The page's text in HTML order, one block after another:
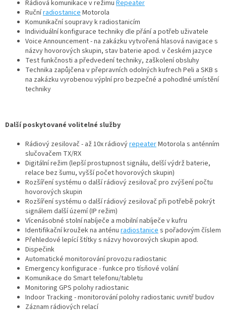
Rádiová komunikace v režimu Repeater
Ručníradiostanice Motorola
Komunikační soupravy k radiostanicím
Individuální konfigurace techniky dle přání a potřeb uživatele
Voice Announcement - na zakázku vytvořená hlasová navigace s
názvy hovorových skupin, stav baterie apod. v českém jazyce
Test funkčnosti a předvedení techniky, zaškolení obsluhy
Technika zapůjčena v přepravních odolných kufrech Peli a SKB s
na zakázku vyrobenou výplní pro bezpečné a pohodlné umístění
techniky
Další poskytované volitelné služby
Rádiový zesilovač - až 10x rádiovýrepeaterMotorola s anténním
slučovačem TX/RX
Digitální režim (lepší prostupnost signálu, delší výdrž baterie,
relace bez šumu, vyšší počet hovorových skupin)
Rozšíření systému o další rádiový zesilovač pro zvýšení počtu
hovorových skupin
Rozšíření systému o další rádiový zesilovač při potřebě pokrýt
signálem další území (IP režim)
Vícenásobné stolní nabíječe a mobilní nabíječe v kufru
Identifikační kroužek na anténu radiostanice s pořadovým číslem
Přehledové lepící štítky s názvy hovorových skupin apod.
Dispečink
Automatické monitorování provozu radiostanic
Emergency konfigurace - funkce pro tísňové volání
Komunikace do Smart telefonu/tabletu
Monitoring GPS polohy radiostanic
Indoor Tracking - monitorování polohy radiostanic uvnitř budov
Záznam rádiových relací